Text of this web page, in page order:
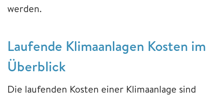
werden.
Laufende Klimaanlagen Kosten im
Überblick
Die laufenden Kosten einer Klimaanlage sind